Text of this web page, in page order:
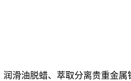
滑油脱蜡、萃取分离贵重金